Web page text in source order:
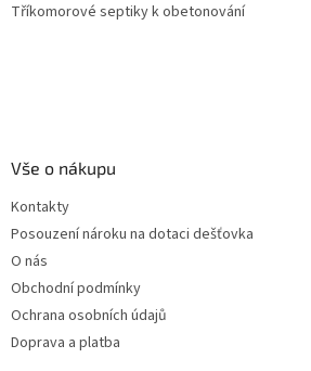
Tříkomorové septiky k obetonování
Vše o nákupu
Kontakty
Posouzení nároku na dotaci dešťovka
O nás
Obchodní podmínky
Ochrana osobních údajů
Doprava a platba